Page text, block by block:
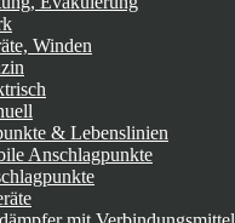
Winden
& Lebenslinien
Anschlagpunkte